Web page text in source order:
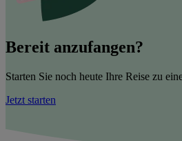
Bereit anzufangen?
Starten Sie noch heute Ihre Reise zu
Jetzt starten